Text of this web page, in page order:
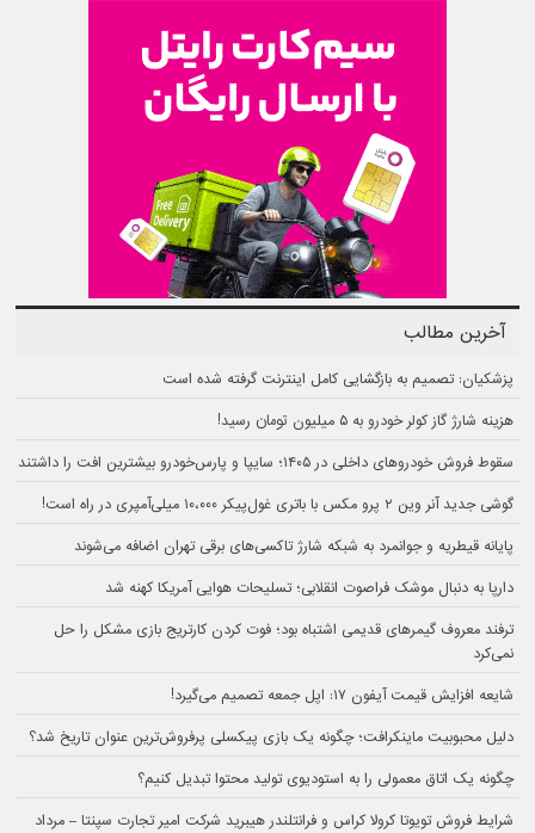
آخرین مطالب
پزشکیان: تصمیم به بازگشایی کامل اینترنت گرفته شده است
هزینه شارژ گاز کولر خودرو به ۵ میلیون تومان رسید!
سقوط فروش خودروهای داخلی در ۱۴۰۵؛ سایپا و پارس‌خودرو بیشترین افت را داشتند
گوشی جدید آنر وین ۲ پرو مکس با باتری غول‌پیکر ۱۰،۰۰۰ میلی‌آمپری در راه است!
پایانه قیطریه و جوانمرد به شبکه شارژ تاکسی‌های برقی تهران اضافه می‌شوند
دارپا به دنبال موشک فراصوت انقلابی؛ تسلیحات هوایی آمریکا کهنه شد
ترفند معروف گیمرهای قدیمی اشتباه بود؛ فوت کردن کارتریج بازی مشکل را حل
نمی‌کرد
شایعه افزایش قیمت آیفون ۱۷: اپل جمعه تصمیم می‌گیرد!
دلیل محبوبیت ماینکرافت؛ چگونه یک بازی پیکسلی پرفروش‌ترین عنوان تاریخ شد؟
چگونه یک اتاق معمولی را به استودیوی تولید محتوا تبدیل کنیم؟
شرایط فروش تویوتا کرولا کراس و فرانتلندر هیبرید شرکت امیر تجارت سپنتا – مرداد